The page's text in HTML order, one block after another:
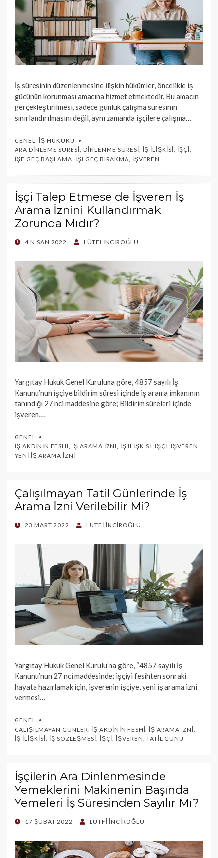
İş süresinin düzenlenmesine ilişkin hükümler, öncelikle iş
gücünün korunması amacına hizmet etmektedir. Bu amacın
gerçekleştirilmesi, sadece günlük çalışma süresinin
sınırlandırılmasını değil, aynı zamanda işçilere çalışma…
GENEL, İŞ HUKUKU
ARA DINLEME SÜRESI, DINLENME SÜRESI, İŞ İLIŞKISI, İŞÇI,
İŞE GEÇ BAŞLAMA, İŞI GEÇ BIRAKMA, İŞVEREN
İşçi Talep Etmese de İşveren İş
Arama İznini Kullandırmak
Zorunda Mıdır?
POSTED
4 NISAN 2022 LÜTFI İNCIROĞLU
Yargıtay Hukuk Genel Kuruluna göre, 4857 sayılı İş
Kanunu’nun işçiye bildirim süresi içinde iş arama imkanının
tanındığı 27 nci maddesine göre; Bildirim süreleri içinde
işveren,…
GENEL
İŞ AKDININ FESHI İŞ ARAMA İZNI İŞ İLIŞKISI İŞÇI İŞVEREN
YENI İŞ ARAMA İZNI
Çalışılmayan Tatil Günlerinde İş
Arama İzni Verilebilir Mi?
POSTED
23 MART 2022 LÜTFI İNCIROĞLU
Yargıtay Hukuk Genel Kurulu’na göre, “4857 sayılı İş
Kanunu’nun 27 nci maddesinde; işçiyi fesihten sonraki
hayata hazırlamak için, işverenin işçiye, yeni iş arama izni
vermesi…
GENEL
ÇALIŞILMAYAN GÜNLER
İŞ AKDININ FESHI İŞ ARAMA İZNI
İŞ İLIŞKISI İŞ SÖZLEŞMESI İŞÇI İŞVEREN TATIL GÜNÜ
İşçilerin Ara Dinlenmesinde
Yemeklerini Makinenin Başında
Yemeleri İş Süresinden Sayılır Mı?
POSTED
17 ŞUBAT 2022 LÜTFI İNCIROĞLU